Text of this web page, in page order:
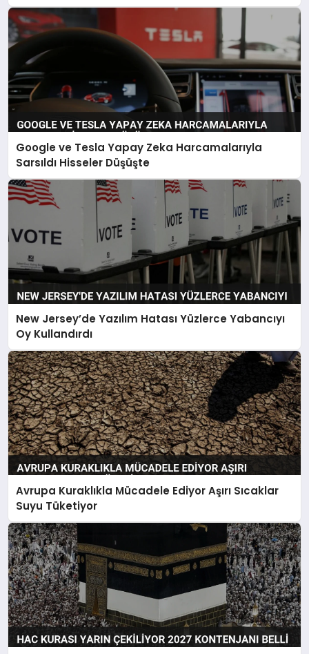
Google ve Tesla Yapay Zeka Harcamalarıyla
Sarsıldı Hisseler Düşüşte
New Jersey’de Yazılım Hatası Yüzlerce Yabancıyı
Oy Kullandırdı
Avrupa Kuraklıkla Mücadele Ediyor Aşırı Sıcaklar
Suyu Tüketiyor